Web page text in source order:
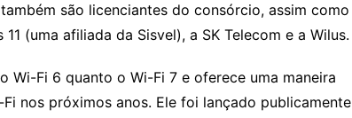
são licenciantes do consórcio, assim como
(uma afiliada da Sisvel), a SK Telecom e a Wilus.
Wi-Fi 6 quanto o Wi-Fi 7 e oferece uma maneira
nos próximos anos. Ele foi lançado publicamente